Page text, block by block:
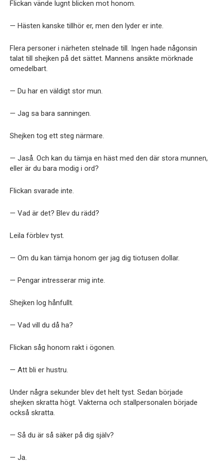
Flickan vände lugnt blicken mot honom.
— Hästen kanske tillhör er, men den lyder er inte.
Flera personer i närheten stelnade till. Ingen hade någonsin
talat till shejken på det sättet. Mannens ansikte mörknade
omedelbart.
— Du har en väldigt stor mun.
— Jag sa bara sanningen.
Shejken tog ett steg närmare.
— Jaså. Och kan du tämja en häst med den där stora munnen,
eller är du bara modig i ord?
Flickan svarade inte.
— Vad är det? Blev du rädd?
Leila förblev tyst.
— Om du kan tämja honom ger jag dig tiotusen dollar.
— Pengar intresserar mig inte.
Shejken log hånfullt.
— Vad vill du då ha?
Flickan såg honom rakt i ögonen.
— Att bli er hustru.
Under några sekunder blev det helt tyst. Sedan började
shejken skratta högt. Vakterna och stallpersonalen började
också skratta.
— Så du är så säker på dig själv?
— Ja.